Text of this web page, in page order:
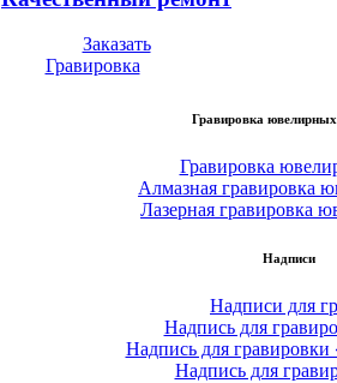
Заказать
Гравировка
Гравировка ювелирных
Гравировка
Алмазная гравировка
Лазерная гравировка
Надписи
Надписи для
Надпись для
Надпись для
Надпись для